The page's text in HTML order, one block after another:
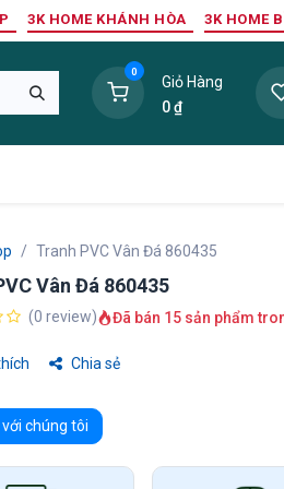
3K HOME KHÁNH HÒA 3K HOME
0
Giỏ Hàng
0₫
Tranh PVC Vân Đá 860435
Vân Đá 860435
(0 review) Đã bán 15 sản phẩm
Chia sẻ
với chúng tôi